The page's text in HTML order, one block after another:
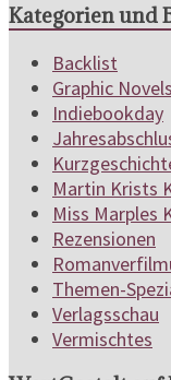
Kategorien und
Backlist
Graphic
Indiebookday
Martin Krists
Miss Marples
Rezensionen
Themen-
Verlagsschau
Vermischtes